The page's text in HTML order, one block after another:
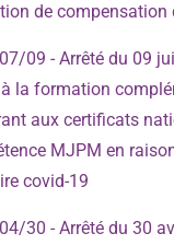
de compensation
09 - Arrêté du 09
la formation
aux certificats
MJPM en
covid-19
30 - Arrêté du 30